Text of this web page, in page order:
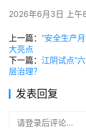
2026年6月3日 上午
上一篇： “安全生产
大亮点
下一篇： 江阴试点“
层治理？
发表回复
请登录后评论...